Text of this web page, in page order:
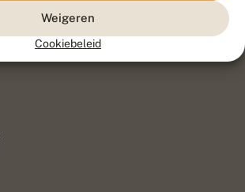
Weigeren
Cookiebeleid